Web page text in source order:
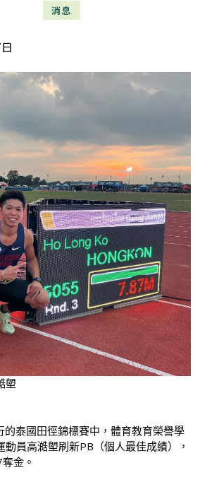
消息
塱
的泰國田徑錦標賽中，體育教育榮譽學
動員高澔塱刷新PB（個人最佳成績），
金。